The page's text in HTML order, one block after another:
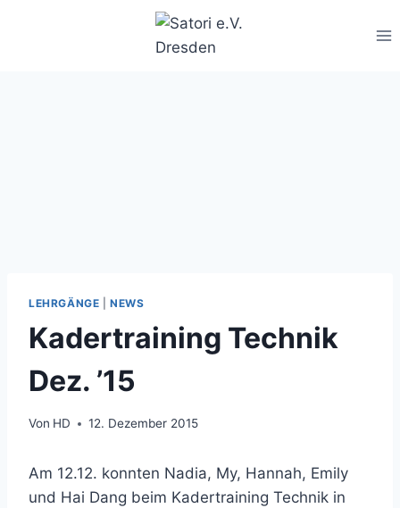
LEHRGÄNGE |NEWS
Kadertraining Technik
Dez. ’15
Von HD 12. Dezember 2015
Am 12.12. konnten Nadia, My, Hannah, Emily
und Hai Dang beim Kadertraining Technik in